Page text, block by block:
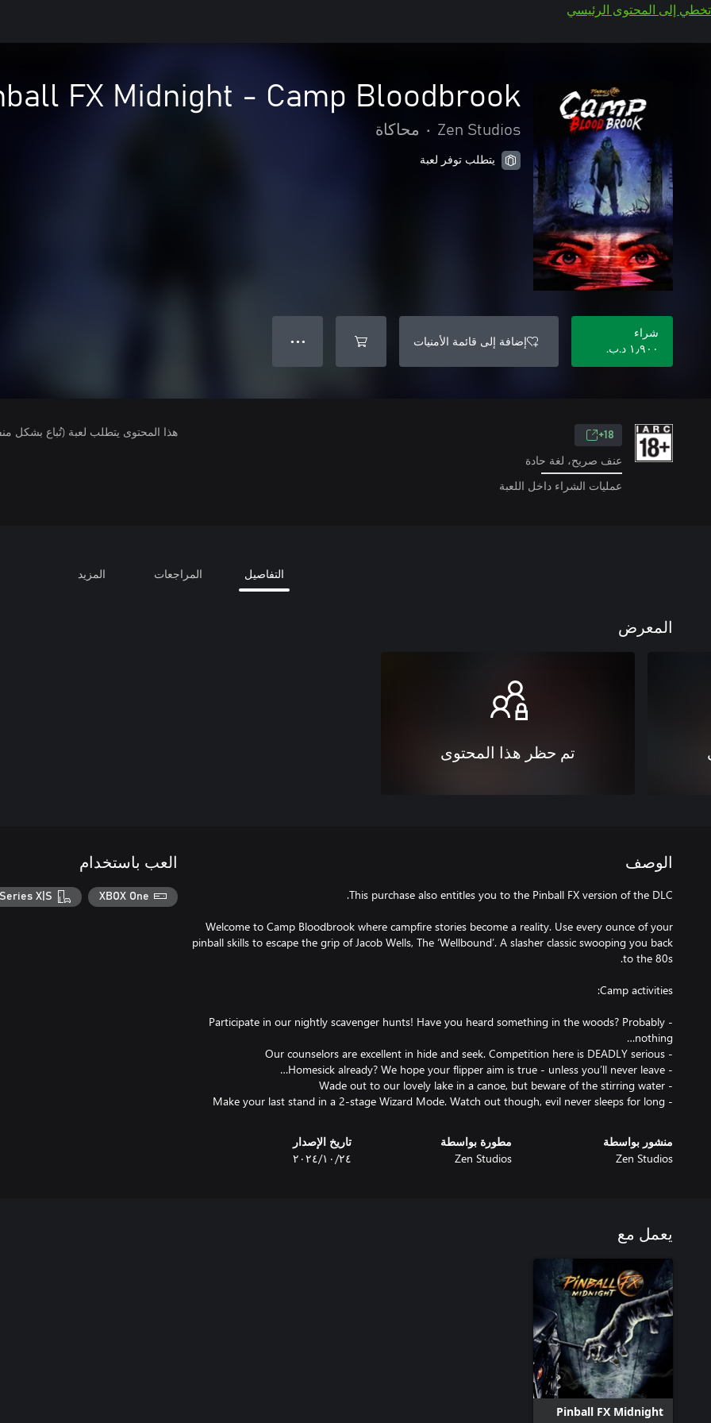
تخطي إلى المحتوى الرئيسي
FX Midnight - Camp Bloodbrook
Zen Studios
• محاكاة
يتطلب توفر لعبة
شراء
١٫٩٠٠ د.ب.‏
إضافة إلى قائمة الأمنيات ● ● ●
18+
عنف صريح، لغة حادة
عمليات الشراء داخل اللعبة
هذا المحتوى يتطلب لعبة (تُباع بشكل
التفاصيل المراجعات المزيد
المعرض
تم حظر هذا المحتوى
الوصف
Welcome to Camp Bloodbrook where campfire stories become a reality. Use every ounce of your
pinball skills to escape the grip of Jacob Wells, The ‘Wellbound’. A slasher classic swooping you back
- Participate in our nightly scavenger hunts! Have you heard something in the woods? Probably
- Make your last stand in a 2-stage Wizard Mode. Watch out though, evil never sleeps for long
منشور بواسطة
Zen Studios
مطورة بواسطة
Zen Studios
تاريخ الإصدار
٢٤‏/١٠‏/٢٠٢٤
العب باستخدام
XBOX One
X|S
يعمل مع
Pinball FX Midnight